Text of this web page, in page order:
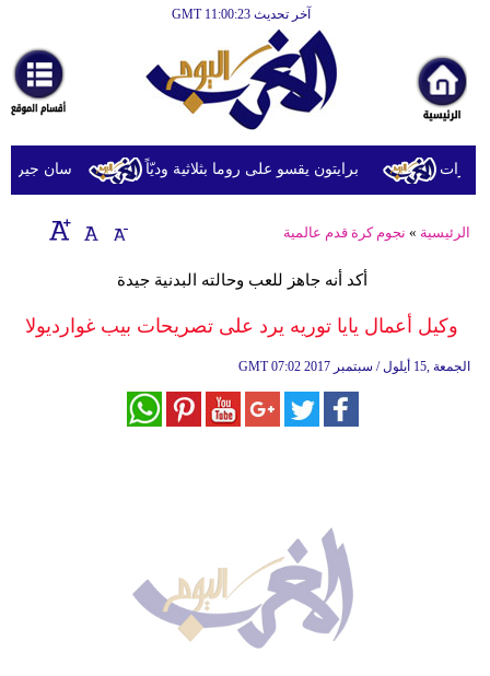
آخر تحديث GMT 11:00:23
أخبارعاجلة
رياضة
ثقافة
إقتصاد
أزياء
سان جيرمان برايتون يقسو على روما بثلاثية وديّاً
الرئيسية » نجوم كرة قدم عالمية
أكد أنه جاهز للعب وحالته البدنية جيدة
وكيل أعمال يايا توريه يرد على تصريحات بيب غوارديولا
GMT 07:02 2017 الجمعة ,15 أيلول / سبتمبر